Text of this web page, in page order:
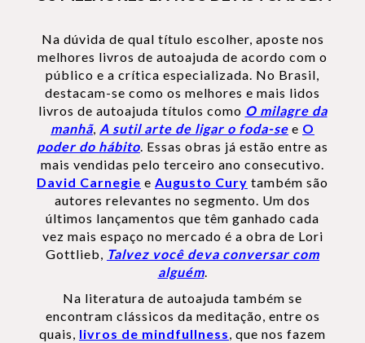
Na dúvida de qual título escolher, aposte nos
melhores livros de autoajuda de acordo com o
público e a crítica especializada. No Brasil,
destacam-se como os melhores e mais lidos
livros de autoajuda títulos como O milagre da
manhã, A sutil arte de ligar o foda-se e O
poder do hábito. Essas obras já estão entre as
mais vendidas pelo terceiro ano consecutivo.
David Carnegie e Augusto Cury também são
autores relevantes no segmento. Um dos
últimos lançamentos que têm ganhado cada
vez mais espaço no mercado é a obra de Lori
Gottlieb, Talvez você deva conversar com
alguém.
Na literatura de autoajuda também se
encontram clássicos da meditação, entre os
quais, livros de mindfullness, que nos fazem